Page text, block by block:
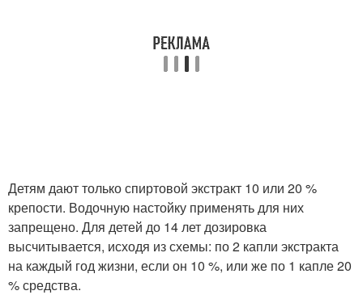
Детям дают только спиртовой экстракт 10 или 20 %
крепости. Водочную настойку применять для них
запрещено. Для детей до 14 лет дозировка
высчитывается, исходя из схемы: по 2 капли экстракта
на каждый год жизни, если он 10 %, или же по 1 капле 20
% средства.